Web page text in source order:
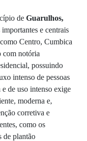
de Guarulhos,
e centrais
Centro, Cumbica
com notória
possuindo
intenso de pessoas
de uso intenso exige
moderna e,
corretiva e
como os
de plantão